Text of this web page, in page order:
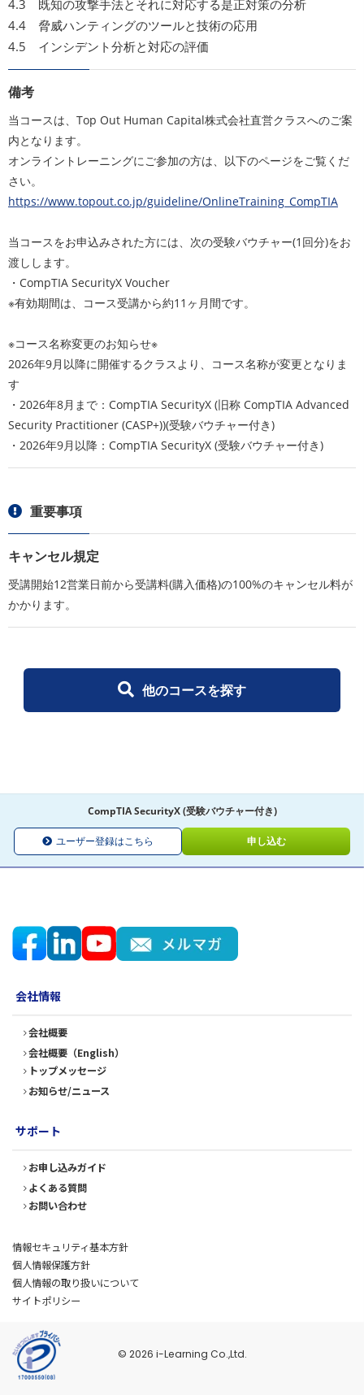
4.3 既知の攻撃手法とそれに対応する是正対策の分析
4.4 脅威ハンティングのツールと技術の応用
4.5 インシデント分析と対応の評価
備考
当コースは、Top Out Human Capital株式会社直営クラスへのご案
内となります。
オンライントレーニングにご参加の方は、以下のページをご覧くだ
さい。
https://www.topout.co.jp/guideline/OnlineTraining_CompTIA
当コースをお申込みされた方には、次の受験バウチャー(1回分)をお
渡しします。
・CompTIA SecurityX Voucher
※有効期間は、コース受講から約11ヶ月間です。
※コース名称変更のお知らせ※
2026年9月以降に開催するクラスより、コース名称が変更となりま
す
・2026年8月まで：CompTIA SecurityX (旧称 CompTIA Advanced
Security Practitioner (CASP+))(受験バウチャー付き)
・2026年9月以降：CompTIA SecurityX (受験バウチャー付き)
重要事項
キャンセル規定
受講開始12営業日前から受講料(購入価格)の100%のキャンセル料が
かかります。
他のコースを探す
CompTIA SecurityX (受験バウチャー付き)
ユーザー登録はこちら 申し込む
会社情報
会社概要
会社概要（English）
トップメッセージ
お知らせ/ニュース
サポート
お申し込みガイド
よくある質問
お問い合わせ
情報セキュリティ基本方針
個人情報保護方針
個人情報の取り扱いについて
サイトポリシー
© 2026 i-Learning Co.,Ltd.